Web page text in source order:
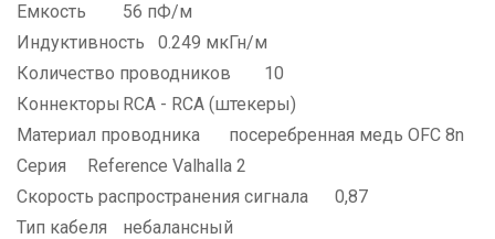
Емкость
56 пФ/м
Индуктивность
0.249 мкГн/м
Количество проводников
10
Коннекторы RCA - RCA (штекеры)
Материал проводника
посеребренная медь OFC 8n
Серия
Reference Valhalla 2
Скорость распространения сигнала
0,87
Тип кабеля
небалансный